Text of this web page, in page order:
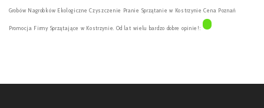
Grobów Nagrobków Ekologiczne Czyszczenie Pranie Sprzątanie w Kostrzynie Cena Poznań
Promocja Firmy Sprzątające w Kostrzynie. Od lat wielu bardzo dobre opinie!: